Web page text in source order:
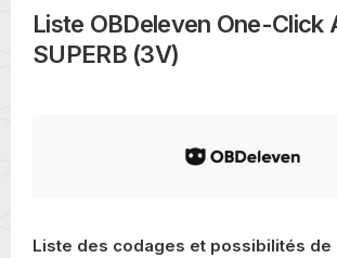
Liste OBDeleven One-Click
SUPERB (3V)
Liste des codages et possibilités de